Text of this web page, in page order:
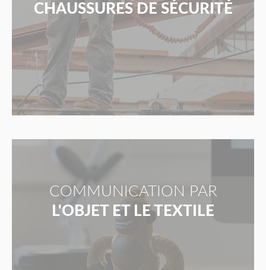
CHAUSSURES DE SÉCURITÉ
COMMUNICATION PAR
L'OBJET ET LE TEXTILE